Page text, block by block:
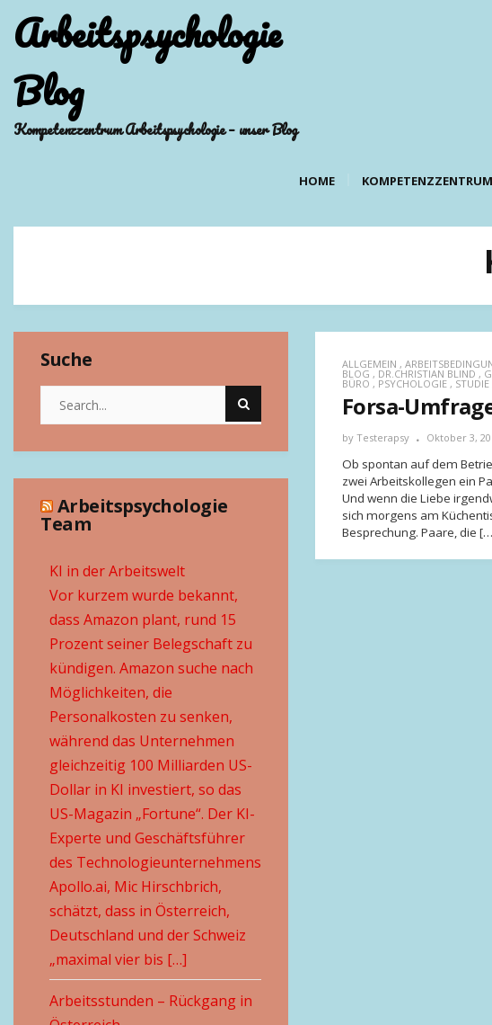
Arbeitspsychologie
Blog
Kompetenzzentrum Arbeitspsychologie – unser Blog
HOME
Suche
Arbeitspsychologie
Team
KI in der Arbeitswelt
Vor kurzem wurde bekannt,
dass Amazon plant, rund 15
Prozent seiner Belegschaft zu
kündigen. Amazon suche nach
Möglichkeiten, die
Personalkosten zu senken,
während das Unternehmen
gleichzeitig 100 Milliarden US-
Dollar in KI investiert, so das
US-Magazin „Fortune“. Der KI-
Experte und Geschäftsführer
des Technologieunternehmens
Apollo.ai, Mic Hirschbrich,
schätzt, dass in Österreich,
Deutschland und der Schweiz
„maximal vier bis […]
Arbeitsstunden – Rückgang in
ALLGEMEIN ,
BLOG , DR.CHRISTIAN BLIND ,
BÜRO , PSYCHOLOGIE , STUDIE
Forsa-
by Testerapsy Oktober 3,
Ob spontan auf dem
zwei Arbeitskollegen ein
Und wenn die Liebe
sich morgens am
Besprechung. Paare, die